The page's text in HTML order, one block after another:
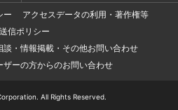
ー
アクセスデータの利用・著作権等
信ポリシー
・情報掲載・その他お問い合わせ
ーの方からのお問い合わせ
All Rights Reserved.